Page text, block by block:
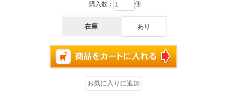
購入数： 個
在庫 あり